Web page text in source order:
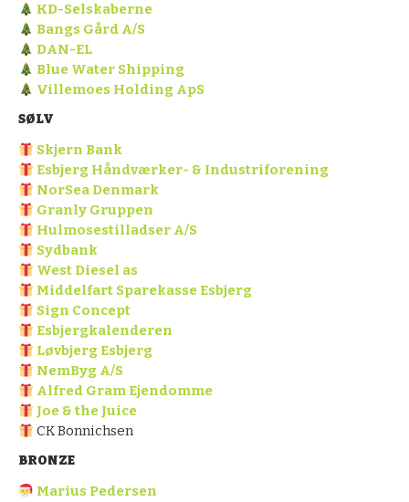
KD-Selskaberne
Bangs Gård A/S
DAN-EL
Blue Water Shipping
Villemoes Holding ApS
SØLV
Skjern Bank
Esbjerg Håndværker- & Industriforening
NorSea Denmark
Granly Gruppen
Hulmosestilladser A/S
Sydbank
West Diesel as
Middelfart Sparekasse Esbjerg
Sign Concept
Esbjergkalenderen
Løvbjerg Esbjerg
NemByg A/S
Alfred Gram Ejendomme
Joe & the Juice
CK Bonnichsen
BRONZE
Marius Pedersen